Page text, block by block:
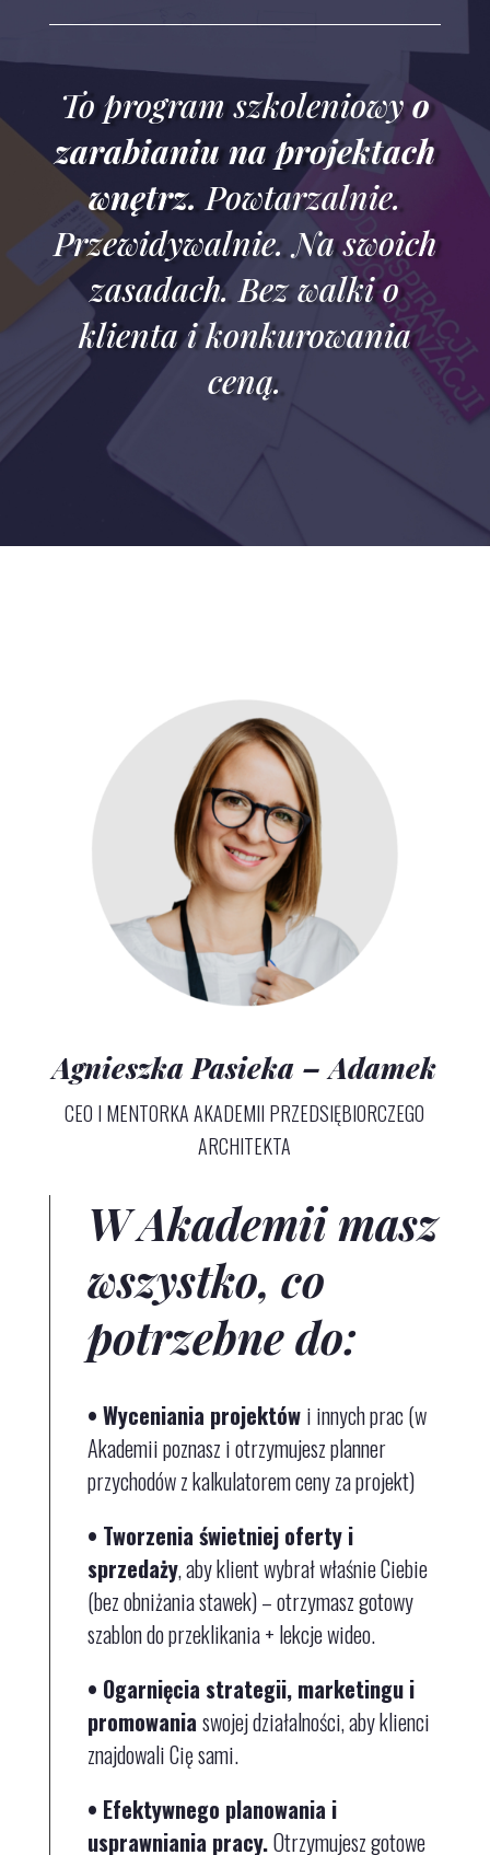
To program szkoleniowyo
zarabianiu na projektach
wnętrz. Powtarzalnie.
Przewidywalnie.Na swoich
zasadach. Bez walki o
klienta i konkurowania
ceną.
Agnieszka Pasieka – Adamek
CEO I MENTORKA AKADEMII PRZEDSIĘBIORCZEGO
ARCHITEKTA
W Akademii masz
wszystko, co
potrzebne do:
• Wyceniania projektów i innych prac (w
Akademii poznasz i otrzymujesz planner
przychodów z kalkulatorem ceny za projekt)
• Tworzenia świetniej oferty i
sprzedaży, aby klient wybrał właśnie Ciebie
(bez obniżania stawek)– otrzymasz gotowy
szablon do przeklikania + lekcje wideo.
• Ogarnięcia strategii, marketingu i
promowania swojej działalności, aby klienci
znajdowali Cię sami.
• Efektywnego planowania i
usprawniania pracy.Otrzymujesz gotowe